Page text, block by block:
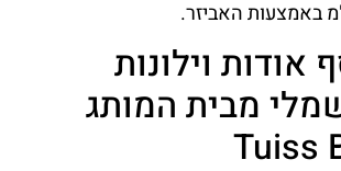
אודות וילונות
מבית המותג
Tuiss